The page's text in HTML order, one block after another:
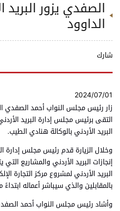
الصفدي يزور البريد
الداوود
شارك
2024/07/01
زار رئيس مجلس النواب أحمد الصفدي
التقى برئيس مجلس إدارة البريد
البريد الأردني بالوكالة هنادي الطيب.
وخلال الزيارة قدم رئيس مجلس إدارة
إنجازات البريد الأردني والمشاريع
البريد الأردني لمشروع مركز التجارة
بالمقابلين والذي سيباشر أعماله
وأشاد رئيس مجلس النواب أحمد الصفدي